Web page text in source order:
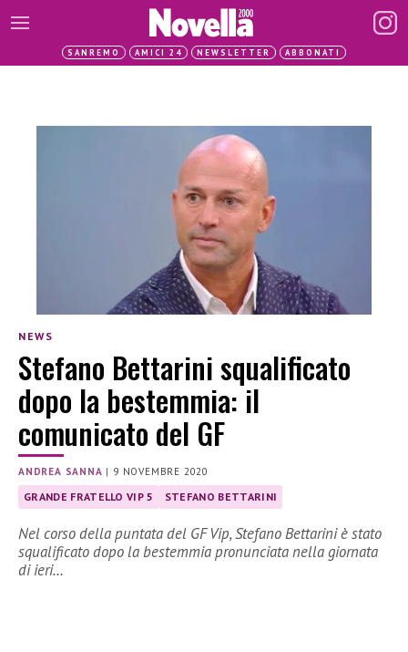
SANREMO AMICI 24 NEWSLETTER ABBONATI
NEWS
Stefano Bettarini squalificato
dopo la bestemmia: il
comunicato del GF
ANDREA SANNA | 9 NOVEMBRE 2020
GRANDE FRATELLO VIP 5 STEFANO BETTARINI
Nel corso della puntata del GF Vip, Stefano Bettarini è stato
squalificato dopo la bestemmia pronunciata nella giornata
di ieri…